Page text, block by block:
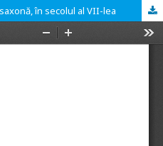
în secolul al VII-lea